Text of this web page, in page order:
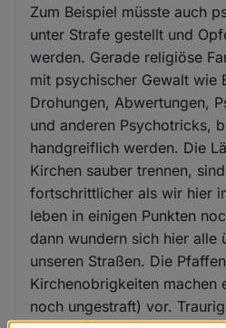
Zum Beispiel müsste auch
unter Strafe gestellt und
werden. Gerade religiöse
mit psychischer Gewalt wie
Drohungen, Abwertungen,
und anderen Psychotricks,
handgreiflich werden. Die
Kirchen sauber trennen,
fortschrittlicher als wir hier
leben in einigen Punkten
dann wundern sich hier alle
unseren Straßen. Die
Kirchenobrigkeiten machen
noch ungestraft) vor.